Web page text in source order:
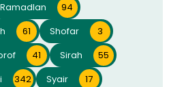
Ramadlan
94
61 Shofar
3
41 Sirah
55
342 Syair
17